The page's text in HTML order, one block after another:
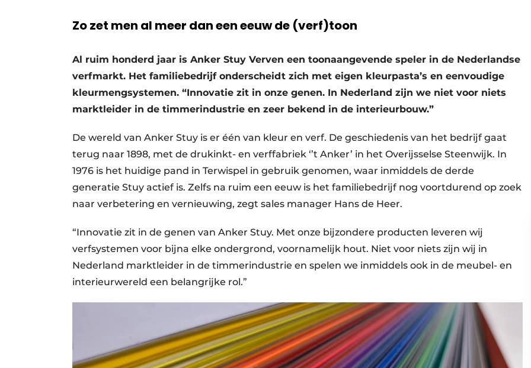
Video’s
Zo zet men al meer dan een eeuw de (verf)toon
Al ruim honderd jaar is Anker Stuy Verven een toonaangevende speler in de Nederlandse
verfmarkt. Het familiebedrijf onderscheidt zich met eigen kleurpasta’s en eenvoudige
kleurmengsystemen. “Innovatie zit in onze genen. In Nederland zijn we niet voor niets
marktleider in de timmerindustrie en zeer bekend in de interieurbouw.”
De wereld van Anker Stuy is er één van kleur en verf. De geschiedenis van het bedrijf gaat
terug naar 1898, met de drukinkt- en verffabriek ‘’t Anker’ in het Overijsselse Steenwijk. In
1976 is het huidige pand in Terwispel in gebruik genomen, waar inmiddels de derde
generatie Stuy actief is. Zelfs na ruim een eeuw is het familiebedrijf nog voortdurend op zoek
naar verbetering en vernieuwing, zegt sales manager Hans de Heer.
“Innovatie zit in de genen van Anker Stuy. Met onze bijzondere producten leveren wij
verfsystemen voor bijna elke ondergrond, voornamelijk hout. Niet voor niets zijn wij in
Nederland marktleider in de timmerindustrie en spelen we inmiddels ook in de meubel- en
interieurwereld een belangrijke rol.”